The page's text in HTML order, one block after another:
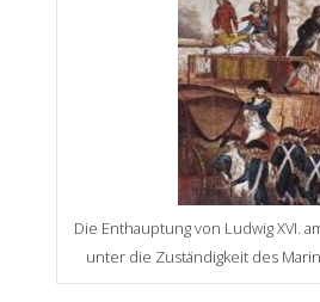
Die Enthauptung von Ludwig XVI.
unter die Zuständigkeit des